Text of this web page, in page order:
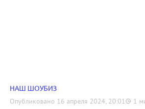
НАШ ШОУБИЗ
Опубликовано 16 апреля 2024, 20:01 1